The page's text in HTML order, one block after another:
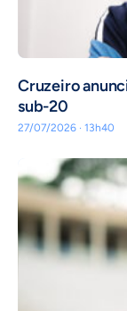
Cruzeiro
sub-20
27/07/2026 · 13h40